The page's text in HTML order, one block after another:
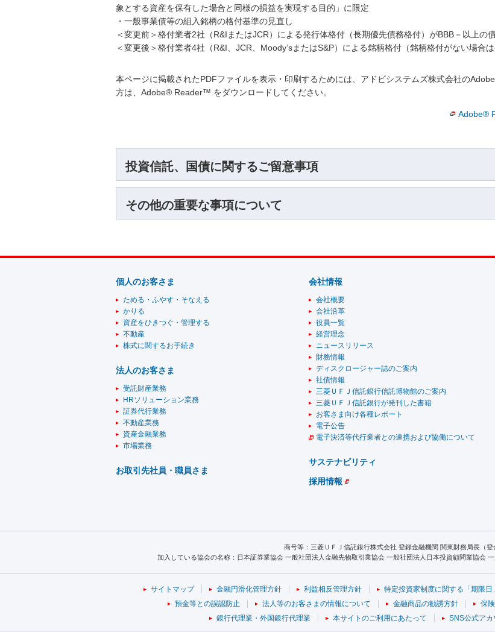
象とする資産を保有した場合と同様の損益を実現する目的」に限定
・一般事業債等の組入銘柄の格付基準の見直し
＜変更前＞格付業者2社（R&IまたはJCR）による発行体格付（長期優先債務格付）がBBB－以上の
＜変更後＞格付業者4社（R&I、JCR、Moody’sまたはS&P）による銘柄格付（銘柄格付がない場合
本ページに掲載されたPDFファイルを表示・印刷するためには、アドビシステムズ株式会社の
方は、Adobe® Reader™ をダウンロードしてください。
Adobe®
投資信託、国債に関するご留意事項
その他の重要な事項について
個人のお客さま
ためる・ふやす・そなえる
かりる
資産をひきつぐ・管理する
不動産
株式に関するお手続き
法人のお客さま
受託財産業務
HRソリューション業務
証券代行業務
不動産業務
資産金融業務
市場業務
お取引先社員・職員さま
会社情報
会社概要
会社沿革
役員一覧
経営理念
ニュースリリース
財務情報
ディスクロージャー誌のご案内
社債情報
三菱ＵＦＪ信託銀行信託博物館のご案内
三菱ＵＦＪ信託銀行が発刊した書籍
お客さま向け各種レポート
電子公告
電子決済等代行業者との連携および協働について
サステナビリティ
採用情報
商号等：三菱ＵＦＪ信託銀行株式会社 登録金融機関 関東財務局長（登
加入している協会の名称：日本証券業協会 一般社団法人金融先物取引業協会 一般社団法人日本投資顧問業協会
サイトマップ 金融円滑化管理方針 利益相反管理方針 特定投資家制度に関する「期限日」
預金等との誤認防止
法人等のお客さまの情報について 金融商品の勧誘方針 保
銀行代理業・外国銀行代理業
本サイトのご利用にあたって SNS公式ア